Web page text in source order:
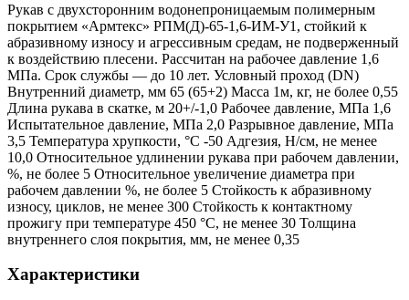
Рукав с двухсторонним водонепроницаемым полимерным
покрытием «Армтекс» РПМ(Д)-65-1,6-ИМ-У1, стойкий к
абразивному износу и агрессивным средам, не подверженный
к воздействию плесени. Рассчитан на рабочее давление 1,6
МПа. Срок службы — до 10 лет. Условный проход (DN)
Внутренний диаметр, мм 65 (65+2) Масса 1м, кг, не более 0,55
Длина рукава в скатке, м 20+/-1,0 Рабочее давление, МПа 1,6
Испытательное давление, МПа 2,0 Разрывное давление, МПа
3,5 Температура хрупкости, °С -50 Адгезия, Н/см, не менее
10,0 Относительное удлинении рукава при рабочем давлении,
%, не более 5 Относительное увеличение диаметра при
рабочем давлении %, не более 5 Стойкость к абразивному
износу, циклов, не менее 300 Стойкость к контактному
прожигу при температуре 450 °С, не менее 30 Толщина
внутреннего слоя покрытия, мм, не менее 0,35
Характеристики